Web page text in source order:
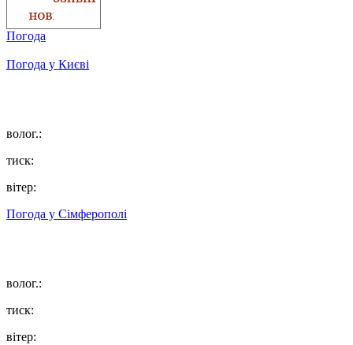
Погода
Погода у Києві
волог.:
тиск:
вітер:
Погода у Сімферополі
волог.:
тиск:
вітер: